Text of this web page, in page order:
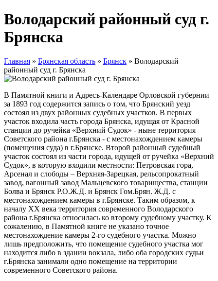
Володарский районный суд г.
Брянска
Главная » Брянская область » Брянск » Володарский
районный суд г. Брянска
В Памятной книги и Адресъ-Календаре Орловской губернии
за 1893 год содержится запись о том, что Брянский уезд
состоял из двух районных судебных участков. В первых
участок входила часть города Брянска, идущая от Красной
станции до ручейка «Верхний Судок» - ныне территория
Советского района г.Брянска - с местонахождением камеры
(помещения суда) в г.Брянске. Второй районный судебный
участок состоял из части города, идущей от ручейка «Верхний
Судок», в которую входили местности: Петровская гора,
Арсенал и слободы – Верхняя-Зарецкая, рельсопрокатный
завод, вагонный завод Мальцевского товарищества, станции
Болва и Брянск Р.О.Ж.Д. и Брянск Гом.Брян. Ж.Д. с
местонахождением камеры в г.Брянске. Таким образом, к
началу XX века территория современного Володарского
района г.Брянска относилась ко второму судебному участку. К
сожалению, в Памятной книге не указано точное
местонахождение камеры 2-го судебного участка. Можно
лишь предположить, что помещение судебного участка мог
находится либо в здании вокзала, либо оба городских судьи
г.Брянска занимали одно помещение на территории
современного Советского района.